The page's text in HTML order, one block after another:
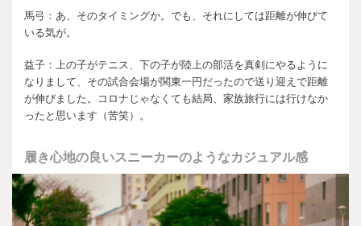
馬弓：あ、そのタイミングか。でも、それにしては距離が伸びて
いる気が。
益子：上の子がテニス、下の子が陸上の部活を真剣にやるように
なりまして、その試合会場が関東一円だったので送り迎えで距離
が伸びました。コロナじゃなくても結局、家族旅行には行けなか
ったと思います（苦笑）。
履き心地の良いスニーカーのようなカジュアル感